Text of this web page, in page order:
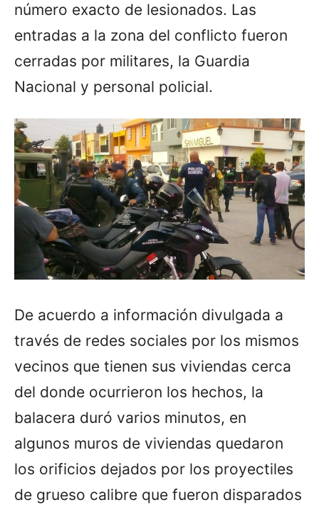
número exacto de lesionados. Las
entradas a la zona del conflicto fueron
cerradas por militares, la Guardia
Nacional y personal policial.
De acuerdo a información divulgada a
través de redes sociales por los mismos
vecinos que tienen sus viviendas cerca
del donde ocurrieron los hechos, la
balacera duró varios minutos, en
algunos muros de viviendas quedaron
los orificios dejados por los proyectiles
de grueso calibre que fueron disparados